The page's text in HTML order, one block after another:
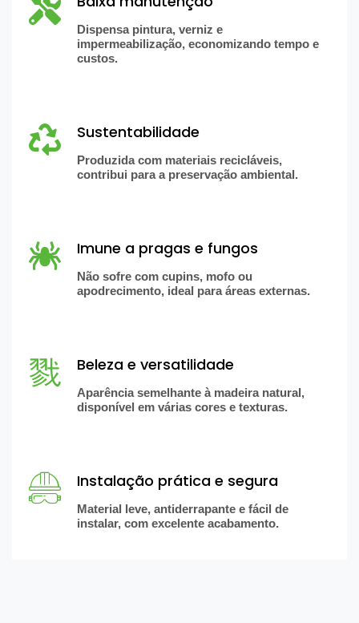
Dispensa pintura, verniz e
impermeabilização, economizando tempo e
custos.
Sustentabilidade
Produzida com materiais recicláveis,
contribui para a preservação ambiental.
Imune a pragas e fungos
Não sofre com cupins, mofo ou
apodrecimento, ideal para áreas externas.
Beleza e versatilidade
Aparência semelhante à madeira natural,
disponível em várias cores e texturas.
Instalação prática e segura
Material leve, antiderrapante e fácil de
instalar, com excelente acabamento.